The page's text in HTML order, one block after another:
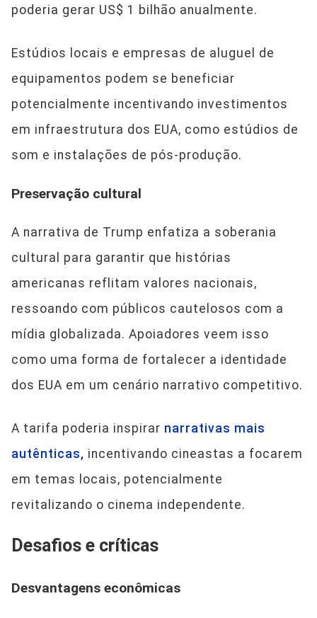
poderia gerar US$ 1 bilhão anualmente.
Estúdios locais e empresas de aluguel de
equipamentos podem se beneficiar
potencialmente incentivando investimentos
em infraestrutura dos EUA, como estúdios de
som e instalações de pós-produção.
Preservação cultural
A narrativa de Trump enfatiza a soberania
cultural para garantir que histórias
americanas reflitam valores nacionais,
ressoando com públicos cautelosos com a
mídia globalizada. Apoiadores veem isso
como uma forma de fortalecer a identidade
dos EUA em um cenário narrativo competitivo.
A tarifa poderia inspirar narrativas mais
autênticas, incentivando cineastas a focarem
em temas locais, potencialmente
revitalizando o cinema independente.
Desafios e críticas
Desvantagens econômicas